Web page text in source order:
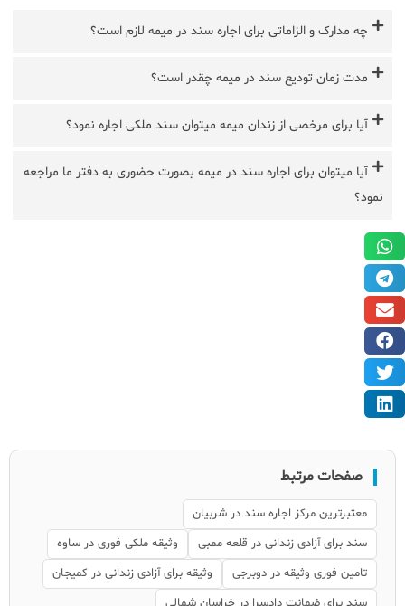
چه مدارک و الزاماتی برای اجاره سند در میمه لازم است؟
مدت زمان تودیع سند در میمه چقدر است؟
آیا برای مرخصی از زندان میمه میتوان سند ملکی اجاره نمود؟
آیا میتوان برای اجاره سند در میمه بصورت حضوری به دفتر ما مراجعه
نمود؟
صفحات مرتبط
معتبرترین مرکز اجاره سند در شربیان
سند برای آزادی زندانی در قلعه ممبی
وثیقه ملکی فوری در ساوه
تامین فوری وثیقه در دوبرجی
وثیقه برای آزادی زندانی در کمیجان